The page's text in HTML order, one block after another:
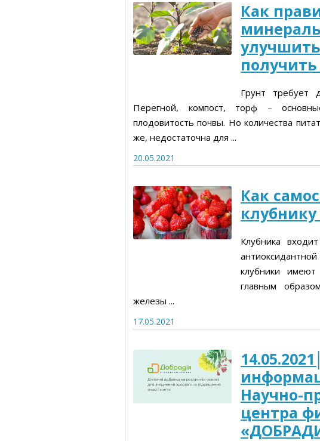
Как
Грунт требует
Перегной, компост, торф –
плодовитость почвы. Но количества
же, недостаточна для ...
20.05.2021
Как
Клубника
клубники имеют
главным
железы ...
17.05.2021
Научно-
центра